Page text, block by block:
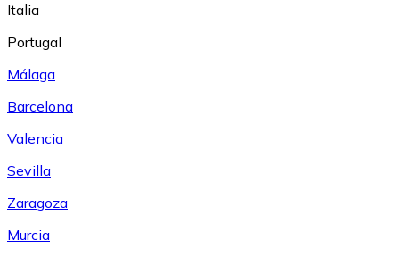
Italia
Portugal
Málaga
Barcelona
Valencia
Sevilla
Zaragoza
Murcia